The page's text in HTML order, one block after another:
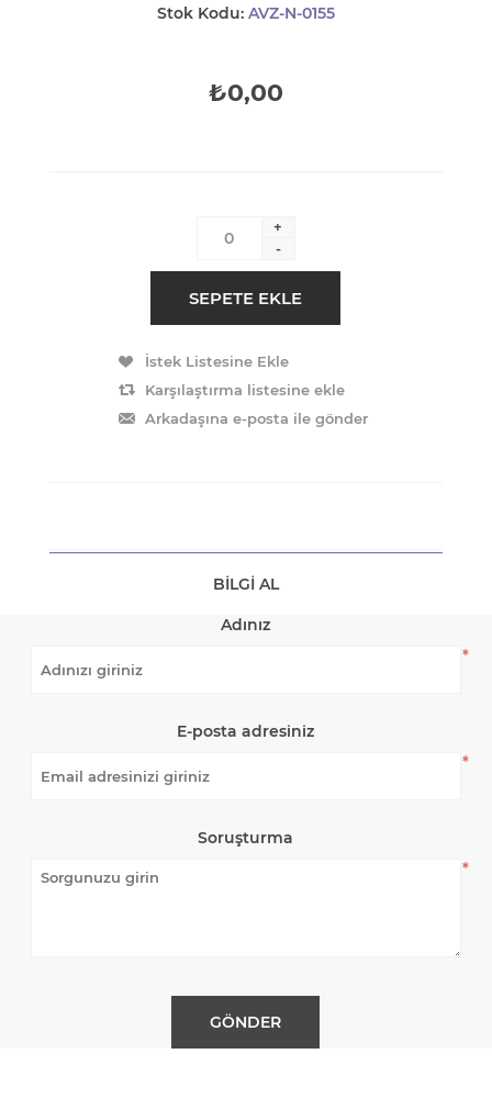
Stok Kodu: AVZ-N-0155
₺0,00
+
-
BILGI AL
Adınız
*
E-posta adresiniz
*
Soruşturma
*